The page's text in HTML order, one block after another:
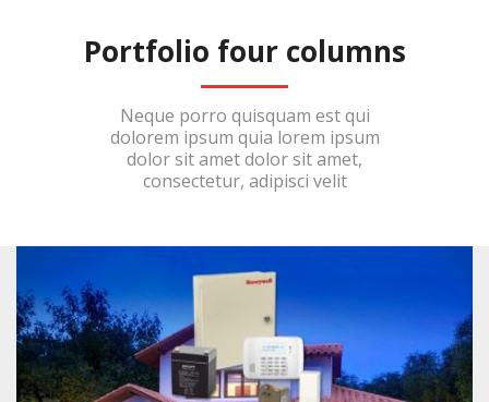
Portfolio four columns
Neque porro quisquam est qui
dolorem ipsum quia lorem ipsum
dolor sit amet dolor sit amet,
consectetur, adipisci velit